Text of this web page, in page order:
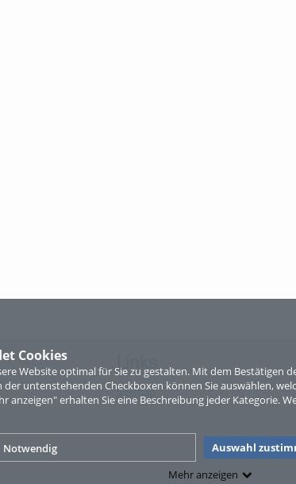
Cookies
Website optimal für Sie zu gestalten. Mit dem Bestätigen
untenstehenden Checkboxen können Sie auswählen,
anzeigen" erhalten Sie eine Beschreibung jeder Kategorie.
Notwendig Auswahl
Mehr anzeigen
Links
Sitemap